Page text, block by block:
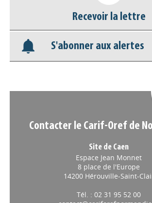
Base documentaire
Nos veilles Scoop.it
Recevoir la lettre
S'abonner aux alertes
Contacter le Carif-Oref de
Site de Caen
Espace Jean Monnet
8 place de l'Europe
14200 Hérouville-Saint-
Tél. : 02 31 95 52 00